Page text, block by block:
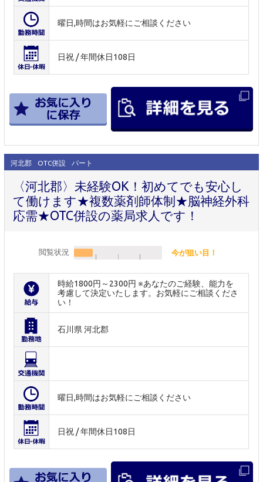
曜日,時間はお気軽にご相談ください
日祝 / 年間休日108日
河北郡 OTC併設 パート
〈河北郡〉未経験OK！初めてでも安心し
て働けます★複数薬剤師体制★脳神経外科
応需★OTC併設の薬局求人です！
閲覧状況 今が狙い目！
時給1800円～2300円 ※あなたのご経験、能力を
考慮して決定いたします。お気軽にご相談くださ
い！
石川県 河北郡
曜日,時間はお気軽にご相談ください
日祝 / 年間休日108日